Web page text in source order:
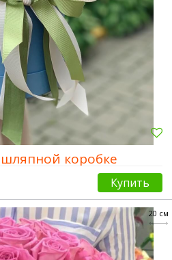
коробке
Купить
20 см